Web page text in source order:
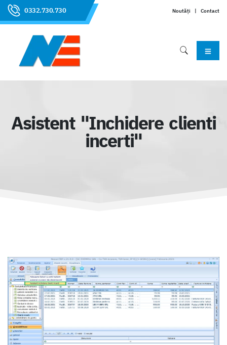
0332.730.730 Noutăți | Contact
Asistent "Inchidere clienti
incerti"